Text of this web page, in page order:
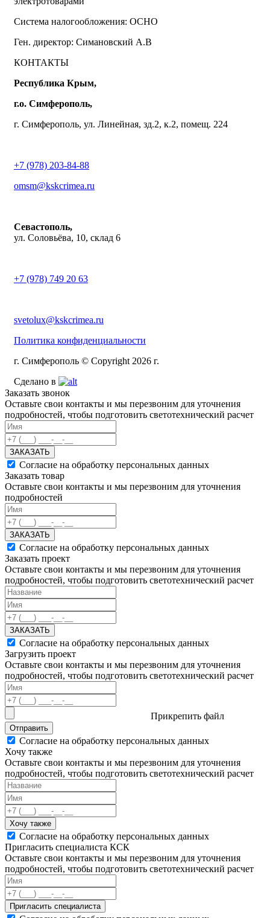
Система налогообложения: ОСНО
Ген. директор: Симановский А.В
КОНТАКТЫ
Республика Крым,
г.о. Симферополь,
г. Симферополь, ул. Линейная, зд.2, к.2, помещ. 224
+7 (978) 203-84-88
omsm@kskcrimea.ru
Севастополь,
ул. Соловьёва, 10, склад 6
+7 (978) 749 20 63
svetolux@kskcrimea.ru
Политика конфиденциальности
г. Симферополь © Copyright 2026 г.
Сделано в
Заказать звонок
Оставьте свои контакты и мы перезвоним для уточнения
подробностей, чтобы подготовить светотехнический расчет
ЗАКАЗАТЬ
Согласие на обработку персональных данных
Заказать товар
Оставьте свои контакты и мы перезвоним для уточнения
подробностей
ЗАКАЗАТЬ
Согласие на обработку персональных данных
Заказать проект
Оставьте свои контакты и мы перезвоним для уточнения
подробностей, чтобы подготовить светотехнический расчет
ЗАКАЗАТЬ
Согласие на обработку персональных данных
Загрузить проект
Оставьте свои контакты и мы перезвоним для уточнения
подробностей, чтобы подготовить светотехнический расчет
Прикрепить файл
Отправить
Согласие на обработку персональных данных
Хочу также
Оставьте свои контакты и мы перезвоним для уточнения
подробностей, чтобы подготовить светотехнический расчет
Хочу также
Согласие на обработку персональных данных
Пригласить специалиста КСК
Оставьте свои контакты и мы перезвоним для уточнения
подробностей, чтобы подготовить светотехнический расчет
Пригласить специалиста